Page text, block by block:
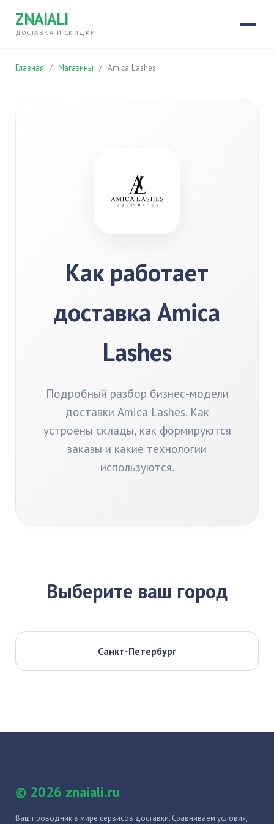
ZNAIALI
ДОСТАВКА И СКИДКИ
Главная / Магазины / Amica Lashes
Как работает
доставка Amica
Lashes
Подробный разбор бизнес-модели
доставки Amica Lashes. Как
устроены склады, как формируются
заказы и какие технологии
используются.
Выберите ваш город
Санкт-Петербург
© 2026 znaiali.ru
Ваш проводник в мире сервисов доставки. Сравниваем условия,